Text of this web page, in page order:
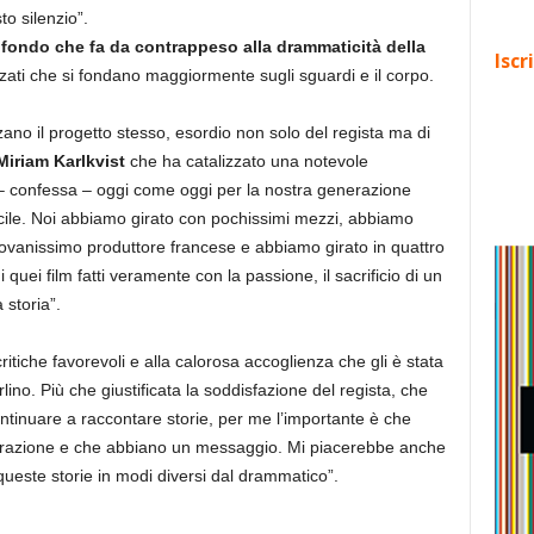
silenzio”.
che fa da contrappeso alla drammaticità della
che si fondano maggiormente sugli sguardi e il corpo.
il progetto stesso, esordio non solo del regista ma di
Karlkvistche ha catalizzato una notevole
confessa – oggi come oggi per la nostra generazione
Noi abbiamo girato con pochissimi mezzi, abbiamo
produttore francese e abbiamo girato in quattro
quei film fatti veramente con la passione, il sacrificio di un
favorevoli e alla calorosa accoglienza che gli è stata
Più che giustificata la soddisfazione del regista, che
a raccontare storie, per me l’importante è che
e che abbiano un messaggio. Mi piacerebbe anche
storie in modi diversi dal drammatico”.